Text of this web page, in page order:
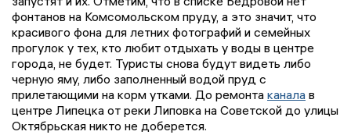
фонтанов на Комсомольском пруду, а это значит, что
красивого фона для летних фотографий и семейных
прогулок у тех, кто любит отдыхать у воды в центре
города, не будет. Туристы снова будут видеть либо
черную яму, либо заполненный водой пруд с
прилетающими на корм утками. До ремонта канала в
центре Липецка от реки Липовка на Советской до улицы
Октябрьская никто не доберется.